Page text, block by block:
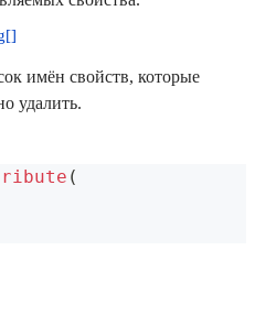
имён свойств, которые
удалить.
(